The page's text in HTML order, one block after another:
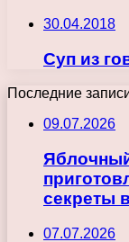
30.04.2018
Суп из
Последние
09.07.2026
секреты
07.07.2026